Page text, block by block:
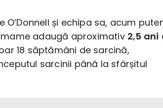
și echipa sa, acum
adaugă aproximativ 2,5 ani
18 săptămâni de sarcină,
sarcinii până la sfârșitul